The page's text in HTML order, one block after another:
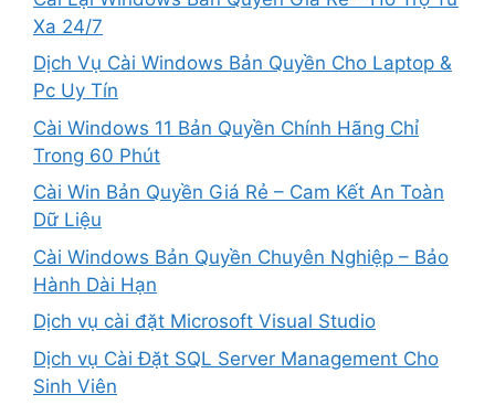
Xa 24/7
Dịch Vụ Cài Windows Bản Quyền Cho Laptop &
Pc Uy Tín
Cài Windows 11 Bản Quyền Chính Hãng Chỉ
Trong 60 Phút
Cài Win Bản Quyền Giá Rẻ – Cam Kết An Toàn
Dữ Liệu
Cài Windows Bản Quyền Chuyên Nghiệp – Bảo
Hành Dài Hạn
Dịch vụ cài đặt Microsoft Visual Studio
Dịch vụ Cài Đặt SQL Server Management Cho
Sinh Viên